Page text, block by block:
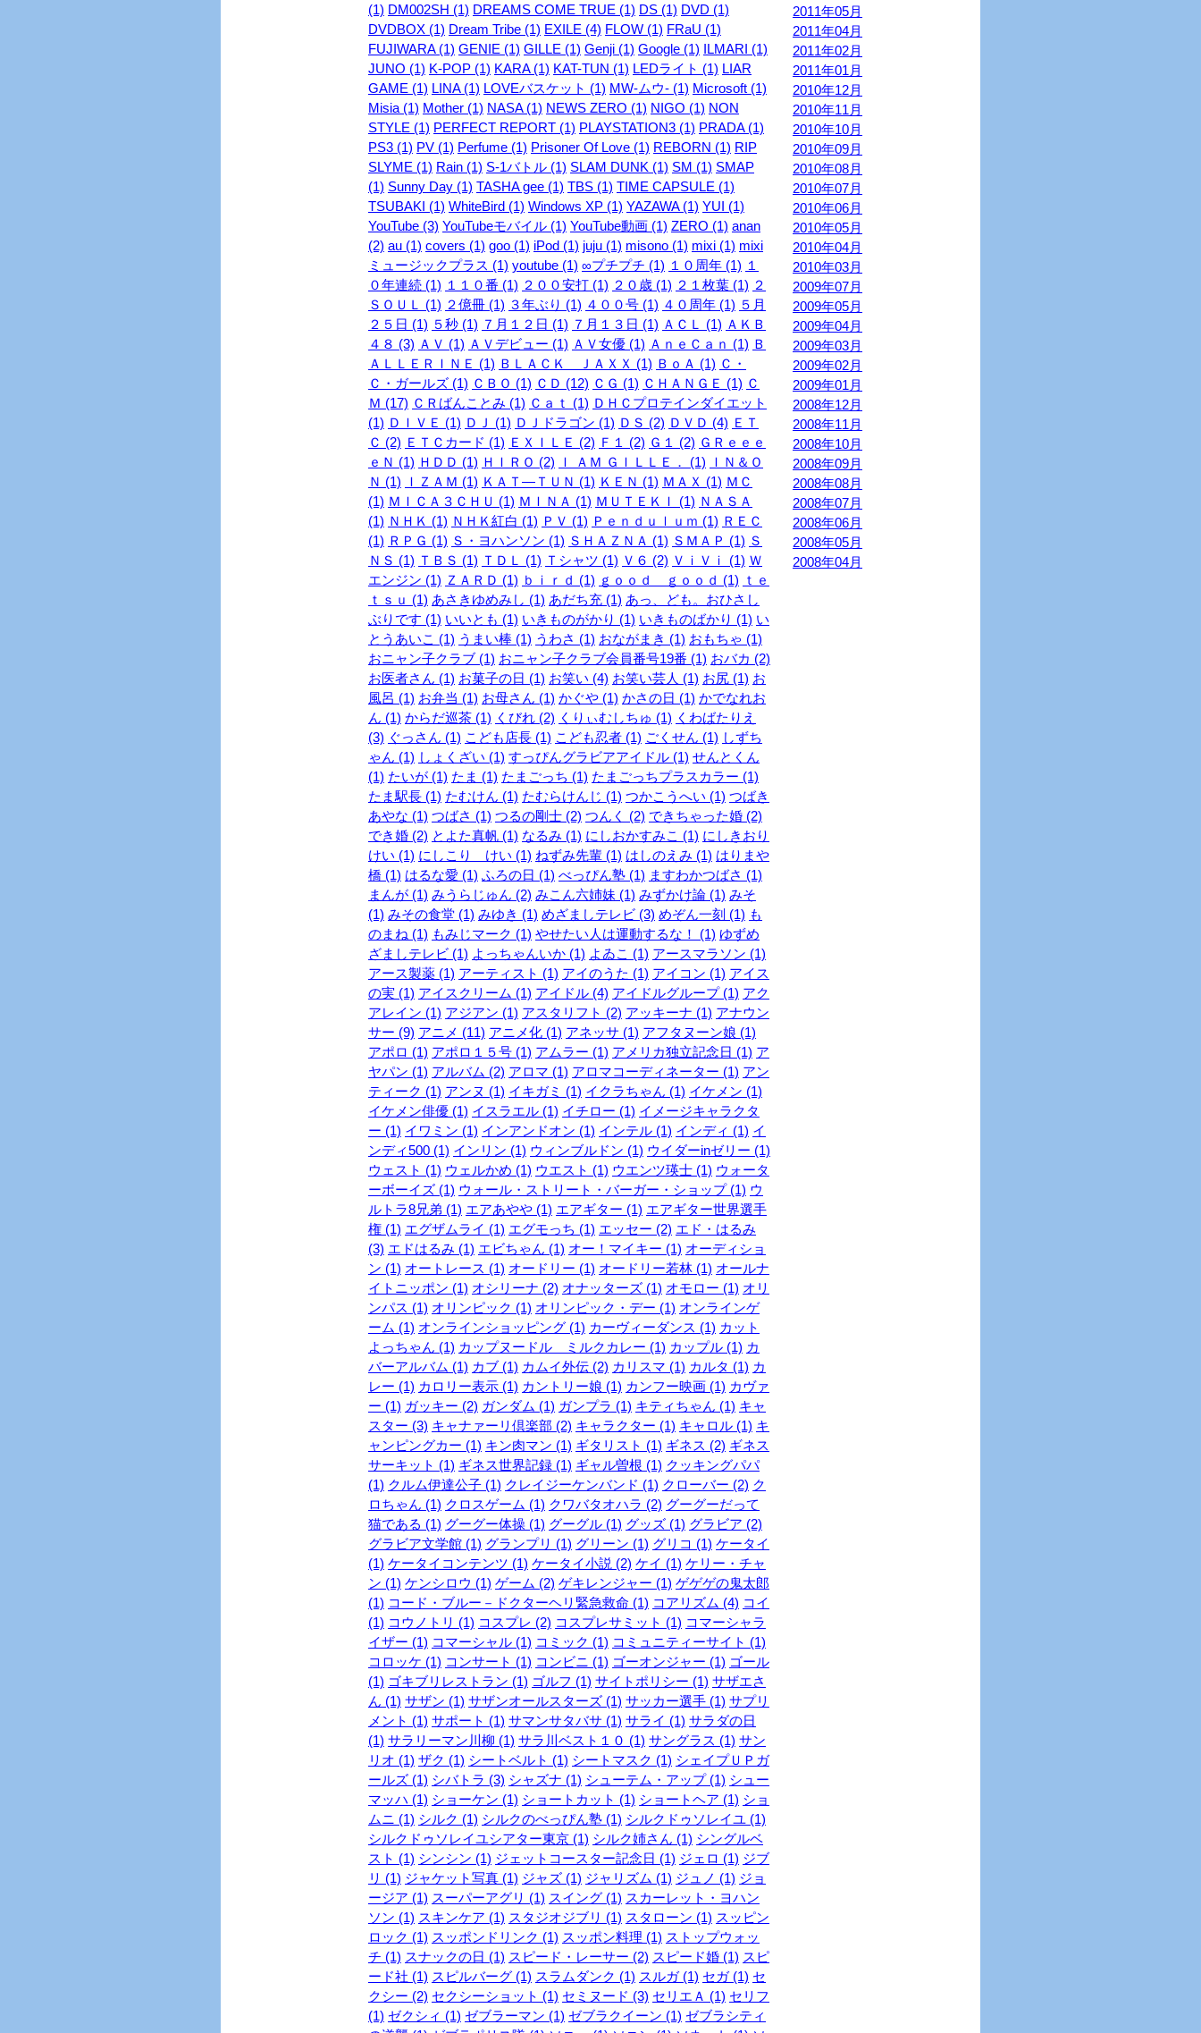
(1) DM002SH (1) DREAMS COME TRUE (1) DS (1) DVD (1)
DVDBOX (1) Dream Tribe (1) EXILE (4) FLOW (1) FRaU (1)
FUJIWARA (1) GENIE (1) GILLE (1) Genji (1) Google (1) ILMARI (1)
JUNO (1) K-POP (1) KARA (1) KAT-TUN (1) LEDライト (1) LIAR
GAME (1) LINA (1) LOVEバスケット (1) MW-ムウ- (1) Microsoft (1)
Misia (1) Mother (1) NASA (1) NEWS ZERO (1) NIGO (1) NON
STYLE (1) PERFECT REPORT (1) PLAYSTATION3 (1) PRADA (1)
PS3 (1) PV (1) Perfume (1) Prisoner Of Love (1) REBORN (1) RIP
SLYME (1) Rain (1) S-1バトル (1) SLAM DUNK (1) SM (1) SMAP
(1) Sunny Day (1) TASHA gee (1) TBS (1) TIME CAPSULE (1)
TSUBAKI (1) WhiteBird (1) Windows XP (1) YAZAWA (1) YUI (1)
YouTube (3) YouTubeモバイル (1) YouTube動画 (1) ZERO (1) anan
(2) au (1) covers (1) goo (1) iPod (1) juju (1) misono (1) mixi (1) mixi
ミュージックプラス (1) youtube (1) ∞プチプチ (1) １０周年 (1) １
０年連続 (1) １１０番 (1) ２００安打 (1) ２０歳 (1) ２１枚葉 (1) ２
ＳＯＵＬ (1) ２億冊 (1) ３年ぶり (1) ４００号 (1) ４０周年 (1) ５月
２５日 (1) ５秒 (1) ７月１２日 (1) ７月１３日 (1) ＡＣＬ (1) ＡＫＢ
４８ (3) ＡＶ (1) ＡＶデビュー (1) ＡＶ女優 (1) ＡｎｅＣａｎ (1) Ｂ
ＡＬＬＥＲＩＮＥ (1) ＢＬＡＣＫ ＪＡＸＸ (1) ＢｏＡ (1) Ｃ・
Ｃ・ガールズ (1) ＣＢＯ (1) ＣＤ (12) ＣＧ (1) ＣＨＡＮＧＥ (1) Ｃ
Ｍ (17) ＣＲばんことみ (1) Ｃａｔ (1) ＤＨＣプロテインダイエット
(1) ＤＩＶＥ (1) ＤＪ (1) ＤＪドラゴン (1) ＤＳ (2) ＤＶＤ (4) ＥＴ
Ｃ (2) ＥＴＣカード (1) ＥＸＩＬＥ (2) Ｆ１ (2) Ｇ１ (2) ＧＲｅｅｅ
ｅＮ (1) ＨＤＤ (1) ＨＩＲＯ (2) Ｉ ＡＭ ＧＩＬＬＥ． (1)
ＩＮ＆Ｏ
Ｎ (1)
ＩＺＡＭ (1) ＫＡＴ―ＴＵＮ (1) ＫＥＮ (1) ＭＡＸ (1) ＭＣ
(1) ＭＩＣＡ３ＣＨＵ (1) ＭＩＮＡ (1) ＭＵＴＥＫＩ (1) ＮＡＳＡ
(1) ＮＨＫ (1) ＮＨＫ紅白 (1) ＰＶ (1) Ｐｅｎｄｕｌｕｍ (1) ＲＥＣ
(1) ＲＰＧ (1) Ｓ・ヨハンソン (1) ＳＨＡＺＮＡ (1) ＳＭＡＰ (1) Ｓ
ＮＳ (1) ＴＢＳ (1) ＴＤＬ (1) Ｔシャツ (1) Ｖ６ (2) ＶｉＶｉ (1) Ｗ
エンジン (1) ＺＡＲＤ (1) ｂｉｒｄ (1) ｇｏｏｄ ｇｏｏｄ (1) ｔｅ
ｔｓｕ (1) あさきゆめみし (1) あだち充 (1) あっ、ども。おひさし
ぶりです (1) いいとも (1) いきものがかり (1) いきものばかり (1) い
とうあいこ (1) うまい棒 (1) うわさ (1) おながまき (1) おもちゃ (1)
おニャン子クラブ (1) おニャン子クラブ会員番号19番 (1) おバカ (2)
お医者さん (1) お菓子の日 (1) お笑い (4) お笑い芸人 (1) お尻 (1) お
風呂 (1) お弁当 (1) お母さん (1) かぐや (1) かさの日 (1) かでなれお
ん (1) からだ巡茶 (1) くびれ (2) くりぃむしちゅ (1) くわばたりえ
(3) ぐっさん (1) こども店長 (1) こども忍者 (1) ごくせん (1) しずち
ゃん (1) しょくざい (1) すっぴんグラビアアイドル (1) せんとくん
(1) たいが (1) たま (1) たまごっち (1) たまごっちプラスカラー (1)
たま駅長 (1) たむけん (1) たむらけんじ (1) つかこうへい (1) つばき
あやな (1) つばさ (1) つるの剛士 (2) つんく (2) できちゃった婚 (2)
でき婚 (2) とよた真帆 (1) なるみ (1) にしおかすみこ (1) にしきおり
けい (1) にしこり けい (1) ねずみ先輩 (1) はしのえみ (1) はりまや
橋 (1) はるな愛 (1) ふろの日 (1) べっぴん塾 (1) ますわかつばさ (1)
まんが (1) みうらじゅん (2) みこん六姉妹 (1) みずかけ論 (1) みそ
(1) みその食堂 (1) みゆき (1) めざましテレビ (3) めぞん一刻 (1) も
のまね (1) もみじマーク (1) やせたい人は運動するな！ (1) ゆずめ
ざましテレビ (1) よっちゃんいか (1) よゐこ (1) アースマラソン (1)
アース製薬 (1) アーティスト (1) アイのうた (1) アイコン (1) アイス
の実 (1) アイスクリーム (1) アイドル (4) アイドルグループ (1) アク
アレイン (1) アジアン (1) アスタリフト (2) アッキーナ (1) アナウン
サー (9) アニメ (11) アニメ化 (1) アネッサ (1) アフタヌーン娘 (1)
アポロ (1) アポロ１５号 (1) アムラー (1) アメリカ独立記念日 (1) ア
ヤパン (1) アルバム (2) アロマ (1) アロマコーディネーター (1) アン
ティーク (1) アンヌ (1) イキガミ (1) イクラちゃん (1) イケメン (1)
イケメン俳優 (1) イスラエル (1) イチロー (1) イメージキャラクタ
ー (1) イワミン (1) インアンドオン (1) インテル (1) インディ (1) イ
ンディ500 (1) インリン (1) ウィンブルドン (1) ウイダーinゼリー (1)
ウェスト (1) ウェルかめ (1) ウエスト (1) ウエンツ瑛士 (1) ウォータ
ーボーイズ (1) ウォール・ストリート・バーガー・ショップ (1) ウ
ルトラ8兄弟 (1) エアあやや (1) エアギター (1) エアギター世界選手
権 (1) エグザムライ (1) エグモっち (1) エッセー (2) エド・はるみ
(3) エドはるみ (1) エビちゃん (1) オー！マイキー (1) オーディショ
ン (1) オートレース (1) オードリー (1) オードリー若林 (1) オールナ
イトニッポン (1) オシリーナ (2) オナッターズ (1) オモロー (1) オリ
ンパス (1) オリンピック (1) オリンピック・デー (1) オンラインゲ
ーム (1) オンラインショッピング (1) カーヴィーダンス (1) カット
よっちゃん (1) カップヌードル ミルクカレー (1) カップル (1) カ
バーアルバム (1) カブ (1) カムイ外伝 (2) カリスマ (1) カルタ (1) カ
レー (1) カロリー表示 (1) カントリー娘 (1) カンフー映画 (1) カヴァ
ー (1) ガッキー (2) ガンダム (1) ガンプラ (1) キティちゃん (1) キャ
スター (3) キャナァーリ倶楽部 (2) キャラクター (1) キャロル (1) キ
ャンピングカー (1) キン肉マン (1) ギタリスト (1) ギネス (2) ギネス
サーキット (1) ギネス世界記録 (1) ギャル曽根 (1) クッキングパパ
(1) クルム伊達公子 (1) クレイジーケンバンド (1) クローバー (2) ク
ロちゃん (1) クロスゲーム (1) クワバタオハラ (2) グーグーだって
猫である (1) グーグー体操 (1) グーグル (1) グッズ (1) グラビア (2)
グラビア文学館 (1) グランプリ (1) グリーン (1) グリコ (1) ケータイ
(1) ケータイコンテンツ (1) ケータイ小説 (2) ケイ (1) ケリー・チャ
ン (1) ケンシロウ (1) ゲーム (2) ゲキレンジャー (1) ゲゲゲの鬼太郎
(1) コード・ブルー－ドクターヘリ緊急救命 (1) コアリズム (4) コイ
(1) コウノトリ (1) コスプレ (2) コスプレサミット (1) コマーシャラ
イザー (1) コマーシャル (1) コミック (1) コミュニティーサイト (1)
コロッケ (1) コンサート (1) コンビニ (1) ゴーオンジャー (1) ゴール
(1) ゴキブリレストラン (1) ゴルフ (1) サイトポリシー (1) サザエさ
ん (1) サザン (1) サザンオールスターズ (1) サッカー選手 (1) サプリ
メント (1) サポート (1) サマンサタバサ (1) サライ (1) サラダの日
(1) サラリーマン川柳 (1) サラ川ベスト１０ (1) サングラス (1) サン
リオ (1) ザク (1) シートベルト (1) シートマスク (1) シェイプＵＰガ
ールズ (1) シバトラ (3) シャズナ (1) シューテム・アップ (1) シュー
マッハ (1) ショーケン (1) ショートカット (1) ショートヘア (1) ショ
ムニ (1) シルク (1) シルクのべっぴん塾 (1) シルクドゥソレイユ (1)
シルクドゥソレイユシアター東京 (1) シルク姉さん (1) シングルベ
スト (1) シンシン (1) ジェットコースター記念日 (1) ジェロ (1) ジブ
リ (1) ジャケット写真 (1) ジャズ (1) ジャリズム (1) ジュノ (1) ジョ
ージア (1) スーパーアグリ (1) スイング (1) スカーレット・ヨハン
ソン (1) スキンケア (1) スタジオジブリ (1) スタローン (1) スッピン
ロック (1) スッポンドリンク (1) スッポン料理 (1) ストップウォッ
チ (1) スナックの日 (1) スピード・レーサー (2) スピード婚 (1) スピ
ード社 (1) スピルバーグ (1) スラムダンク (1) スルガ (1) セガ (1) セ
クシー (2) セクシーショット (1) セミヌード (3) セリエＡ (1) セリフ
(1) ゼクシィ (1) ゼブラーマン (1) ゼブラクイーン (1) ゼブラシティ
2011年05月
2011年04月
2011年02月
2011年01月
2010年12月
2010年11月
2010年10月
2010年09月
2010年08月
2010年07月
2010年06月
2010年05月
2010年04月
2010年03月
2009年07月
2009年05月
2009年04月
2009年03月
2009年02月
2009年01月
2008年12月
2008年11月
2008年10月
2008年09月
2008年08月
2008年07月
2008年06月
2008年05月
2008年04月